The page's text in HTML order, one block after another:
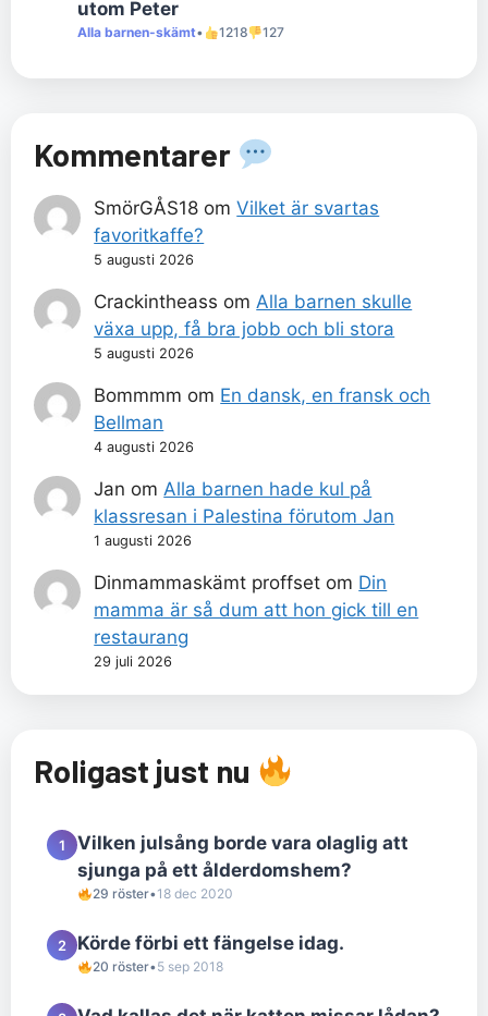
utom Peter
Alla barnen-skämt• 1218 127
Kommentarer
SmörGÅS18 omVilket är svartas
favoritkaffe?
5 augusti 2026
Crackintheass om Alla barnen skulle
växa upp, få bra jobb och bli stora
5 augusti 2026
Bommmm om En dansk, en fransk och
Bellman
4 augusti 2026
Jan om Alla barnen hade kul på
klassresan i Palestina förutom Jan
1 augusti 2026
Dinmammaskämt proffset om Din
mamma är så dum att hon gick till en
restaurang
29 juli 2026
Roligast just nu
1
Vilken julsång borde vara olaglig att
sjunga på ett ålderdomshem?
29 röster•18 dec 2020
2 Körde förbi ett fängelse idag.
20 röster•5 sep 2018